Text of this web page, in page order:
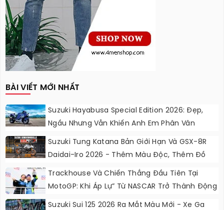
BÀI VIẾT MỚI NHẤT
Suzuki Hayabusa Special Edition 2026: Đẹp,
Ngầu Nhưng Vẫn Khiến Anh Em Phân Vân
Suzuki Tung Katana Bản Giới Hạn Và GSX-8R
Daidai-Iro 2026 - Thêm Màu Độc, Thêm Đồ
Chơi, Thêm Cá Tính
Trackhouse Và Chiến Thắng Đầu Tiên Tại
MotoGP: Khi Áp Lự” Từ NASCAR Trở Thành Động
Lực Ngọt Ngào
Suzuki Sui 125 2026 Ra Mắt Màu Mới - Xe Ga